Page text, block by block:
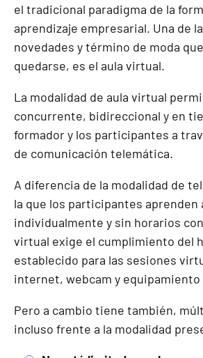
el tradicional paradigma de la
aprendizaje empresarial. Una de
novedades y término de moda
quedarse, es el aula virtual.
La modalidad de aula virtual
concurrente, bidireccional y en
formador y los participantes a
de comunicación telemática.
A diferencia de la modalidad de
la que los participantes aprenden
individualmente y sin horarios
virtual exige el cumplimiento del
establecido para las sesiones
internet, webcam y
Pero a cambio tiene también,
incluso frente a la modalidad